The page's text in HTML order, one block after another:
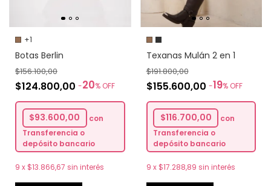
+1
Botas Berlin
$124.800,00 -20% OFF
$156.100,00
$93.600,00
con
Transferencia o
depósito bancario
9 x $13.866,67 sin interés
Texanas Mulán 2 en 1
$155.600,00 -19% OFF
$191.800,00
$116.700,00
con
Transferencia o
depósito bancario
9 x $17.288,89 sin interés